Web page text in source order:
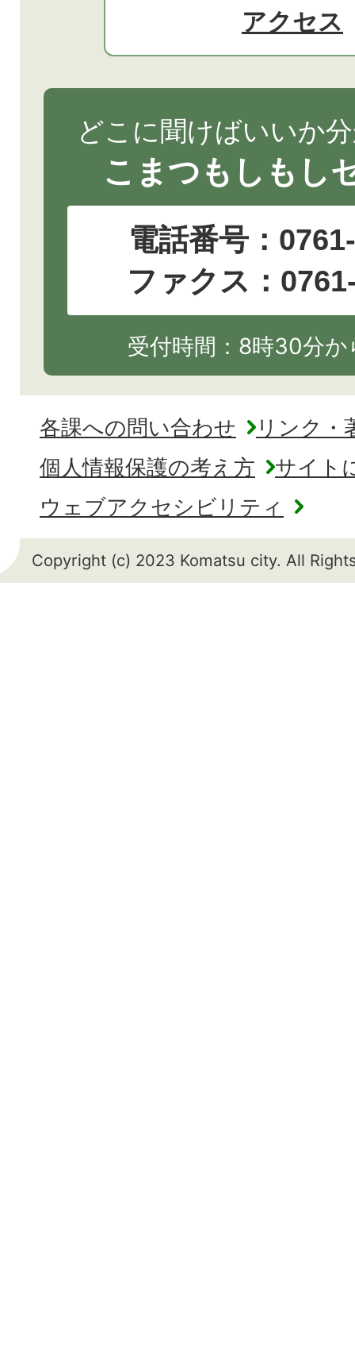
アクセス
どこに聞けばいいか
こまつもしもし
電話番号：
ファクス：
受付時間：8時30分
各課への問い合わせ
リンク・
個人情報保護の考え方
サイト
ウェブアクセシビリティ
Copyright (c) 2023 Komatsu city. All